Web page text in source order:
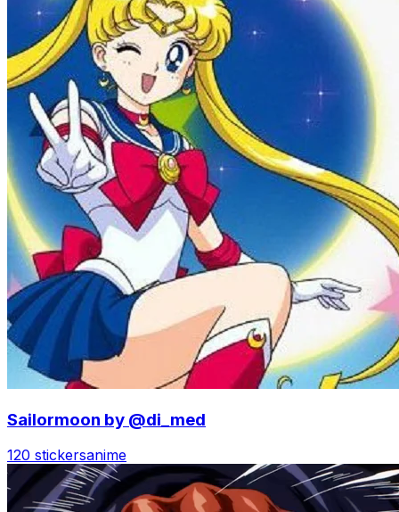
Sailormoon by @di_med
120 stickersanime